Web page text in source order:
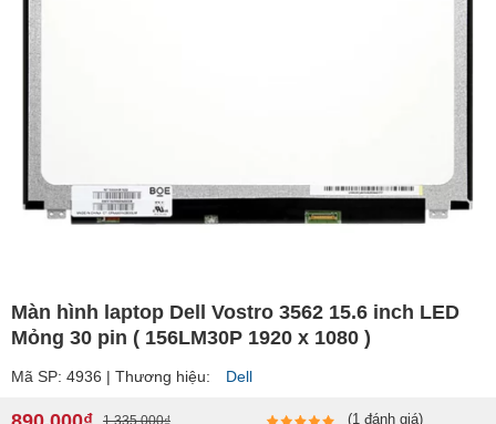
Màn hình laptop Dell Vostro 3562 15.6 inch LED
Mỏng 30 pin ( 156LM30P 1920 x 1080 )
Mã SP: 4936 | Thương hiệu: Dell
1.335.000₫
(1 đánh giá)